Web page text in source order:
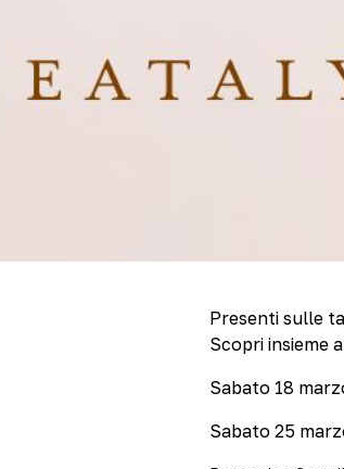
Presenti sulle
Scopri insieme
Sabato 18
Sabato 25